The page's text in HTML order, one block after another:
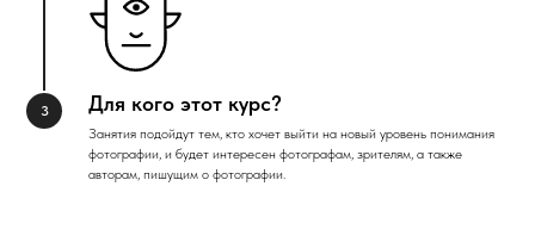
Для кого этот курс?
Занятия подойдут тем, кто хочет выйти на новый уровень понимания
фотографии, и будет интересен фотографам, зрителям, а также
авторам, пишущим о фотографии.